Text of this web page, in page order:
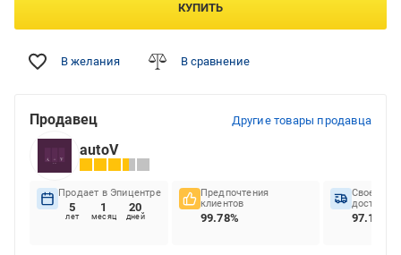
КУПИТЬ
В желания В сравнение
Продавец Другие товары продавца
autoV
Продает в Эпицентре
5
лет
1
месяц
20
дней
Предпочтения
клиентов
99.78%
доставок
97.1%